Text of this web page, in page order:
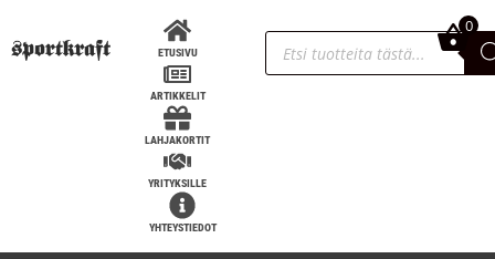
ETUSIVU
ARTIKKELIT
LAHJAKORTIT
YRITYKSILLE
YHTEYSTIEDOT
0,00€
0